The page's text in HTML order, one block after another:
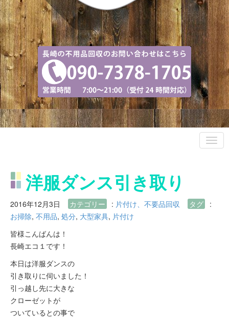
洋服ダンス引き取り
2016年12月3日 カテゴリー : 片付け、不要品回収 タグ
:
お掃除, 不用品, 処分, 大型家具, 片付け
皆様こんばんは！
長崎エコ１です！
本日は洋服ダンスの
引き取りに伺いました！
引っ越し先に大きな
クローゼットが
ついているとの事で